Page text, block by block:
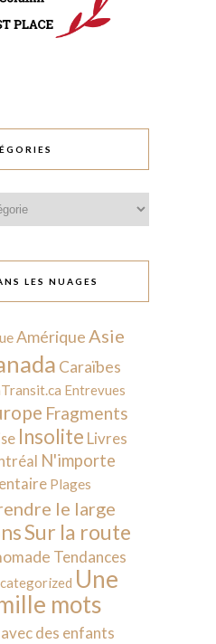
LES NUAGES
Amérique Asie
Caraïbes
Entrevues
Fragments
Insolite Livres
N'importe
Plages
le large
Sur la route
Tendances
Une
mots
des enfants